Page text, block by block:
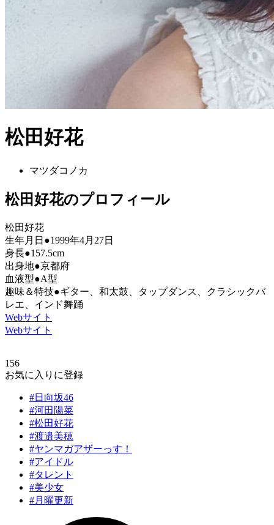
松田好花
マツダコノカ
松田好花のプロフィール
松田好花
生年月日●1999年4月27日
身長●157.5cm
出身地●京都府
血液型●A型
趣味＆特技●ギター、和太鼓、タップダンス、クラシックバ
レエ、インド舞踊
Webサイト
Webサイト
156
お気に入りに登録
#日向坂46
#河田陽菜
#松田好花
#渡邉美穂
#ヤンマガアザーっす！
#アイドル
#タレント
#美少女
#月曜更新